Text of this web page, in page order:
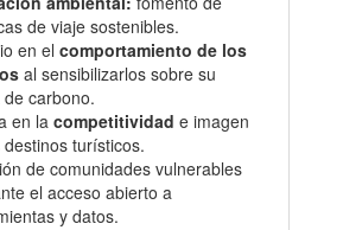
de viaje sostenibles.
en el comportamiento de los
al sensibilizarlos sobre su
de carbono.
en lacompetitividad e imagen
turísticos.
de comunidades vulnerables
el acceso abierto a
y datos.